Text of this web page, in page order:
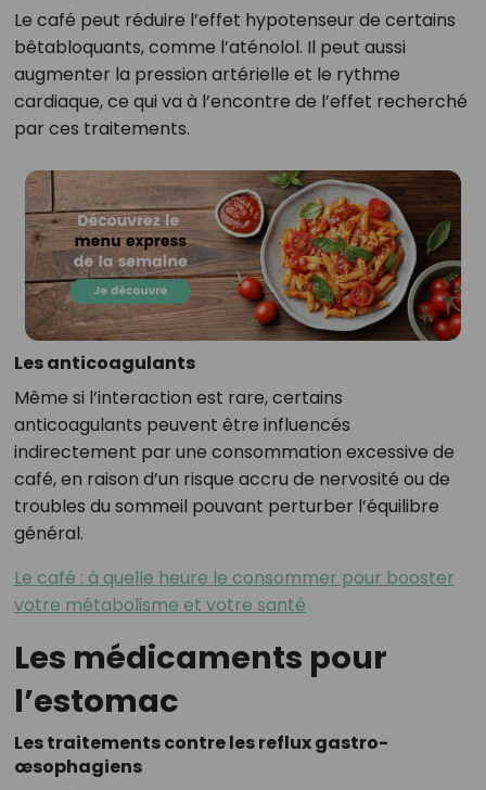
Le café peut réduire l’effet hypotenseur de certains
bêtabloquants, comme l’aténolol. Il peut aussi
augmenter la pression artérielle et le rythme
cardiaque, ce qui va à l’encontre de l’effet recherché
par ces traitements.
Les anticoagulants
Même si l’interaction est rare, certains
anticoagulants peuvent être influencés
indirectement par une consommation excessive de
café, en raison d’un risque accru de nervosité ou de
troubles du sommeil pouvant perturber l’équilibre
général.
Le café : à quelle heure le consommer pour booster
votre métabolisme et votre santé
Les médicaments pour
l’estomac
Les traitements contre les reflux gastro-
œsophagiens